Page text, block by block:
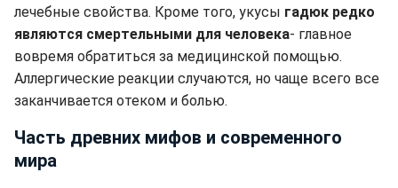
лечебные свойства. Кроме того, укусы гадюк редко
являются смертельными для человека- главное
вовремя обратиться за медицинской помощью.
Аллергические реакции случаются, но чаще всего все
заканчивается отеком и болью.
Часть древних мифов и современного
мира